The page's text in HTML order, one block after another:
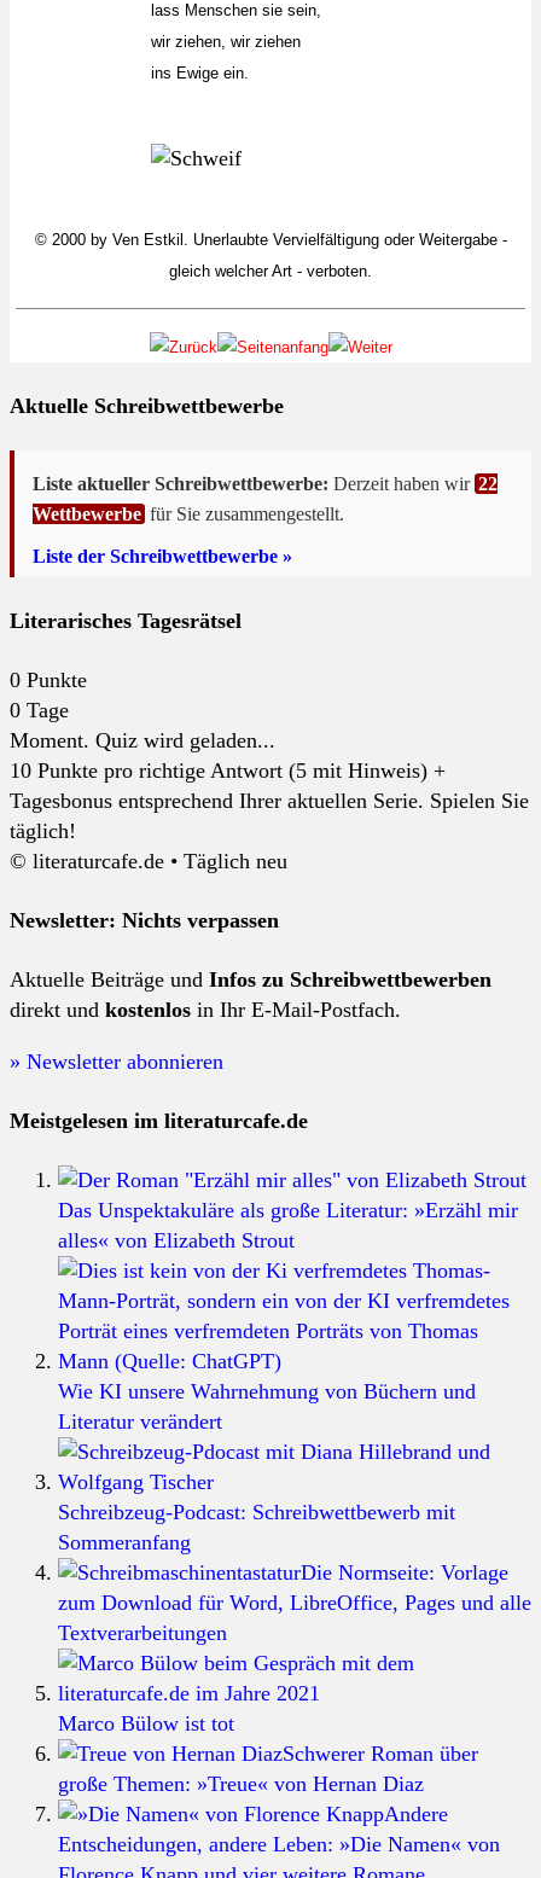
lass Menschen sie sein,
wir ziehen, wir ziehen
ins Ewige ein.
© 2000 by Ven Estkil . Unerlaubte Vervielfältigung oder Weitergabe -
gleich welcher Art - verboten.
Aktuelle Schreibwettbewerbe
Liste aktueller Schreibwettbewerbe: Derzeit haben wir 22
Wettbewerbe für Sie zusammengestellt.
Liste der Schreibwettbewerbe »
Literarisches Tagesrätsel
0 Punkte
0 Tage
Moment. Quiz wird geladen...
10 Punkte pro richtige Antwort (5 mit Hinweis) +
Tagesbonus entsprechend Ihrer aktuellen Serie. Spielen Sie
täglich!
© literaturcafe.de • Täglich neu
Newsletter: Nichts verpassen
Aktuelle Beiträge und Infos zu Schreibwettbewerben
direkt und kostenlos in Ihr E-Mail-Postfach.
» Newsletter abonnieren
Meistgelesen im literaturcafe.de
Das Unspektakuläre als große Literatur: »Erzähl mir
alles« von Elizabeth Strout
Wie KI unsere Wahrnehmung von Büchern und
Literatur verändert
Schreibzeug-Podcast: Schreibwettbewerb mit
Sommeranfang
Die Normseite: Vorlage
zum Download für Word, LibreOffice, Pages und alle
Textverarbeitungen
Marco Bülow ist tot
Schwerer Roman über
große Themen: »Treue« von Hernan Diaz
Andere
Entscheidungen, andere Leben: »Die Namen« von